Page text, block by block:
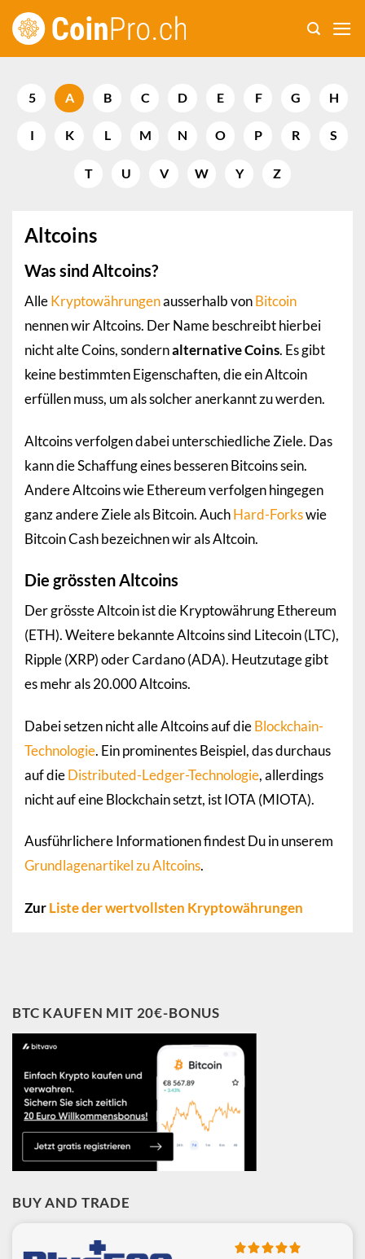
Zum
Inhalt
5 A B C D E F G H
I K L M N O P R S
T U V W Y Z
Altcoins
Was sind Altcoins?
AlleKryptowährungenausserhalb vonBitcoin
nennen wir Altcoins. Der Name beschreibt hierbei
nicht alte Coins, sondernalternative Coins. Es gibt
keine bestimmten Eigenschaften, die ein Altcoin
erfüllen muss, um als solcher anerkannt zu werden.
Altcoins verfolgen dabei unterschiedliche Ziele. Das
kann die Schaffung eines besseren Bitcoins sein.
Andere Altcoins wie Ethereum verfolgen hingegen
ganz andere Ziele als Bitcoin. AuchHard-Forkswie
Bitcoin Cash bezeichnen wir als Altcoin.
Die grössten Altcoins
Der grösste Altcoin ist die Kryptowährung Ethereum
(ETH). Weitere bekannte Altcoins sind Litecoin (LTC),
Ripple (XRP) oder Cardano (ADA). Heutzutage gibt
es mehr als 20.000 Altcoins.
Dabei setzen nicht alle Altcoins auf dieBlockchain-
Technologie. Ein prominentes Beispiel, das durchaus
auf dieDistributed-Ledger-Technologie, allerdings
nicht auf eine Blockchain setzt, ist IOTA (MIOTA).
Ausführlichere Informationen findest Du in unserem
Grundlagenartikel zu Altcoins.
ZurListe der wertvollsten Kryptowährungen
BTC KAUFEN MIT 20€-BONUS
BUY AND TRADE